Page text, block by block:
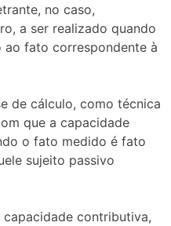
no caso,
a ser realizado quando
ao fato correspondente à
de cálculo, como técnica
que a capacidade
o fato medido é fato
sujeito passivo
contributiva,